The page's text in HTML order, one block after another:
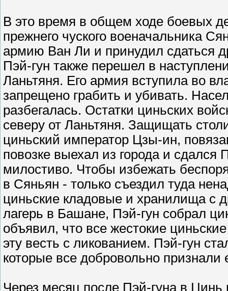
В это время в общем ходе боевых
прежнего чуского военачальника
армию Ван Ли и принудил сдаться
Пэй-гун также перешел в
Ланьтяня. Его армия вступила во
запрещено грабить и убивать.
разбегалась. Остатки циньских
северу от Ланьтяня. Защищать
циньский император Цзы-ин,
повозке выехал из города и
милостиво. Чтобы избежать
в Сяньян - только съездил туда
циньские кладовые и хранилища с
лагерь в Башане, Пэй-гун собрал
объявил, что все жестокие
эту весть с ликованием. Пэй-гун
которые все добровольно признали
Через месяц после Пэй-гуна в